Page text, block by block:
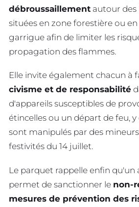
débroussaillement autour
situées en zone forestière ou en
garrigue afin de limiter les
propagation des flammes.
Elle invite également chacun à
civisme et de responsabilité
d'appareils susceptibles de
étincelles ou un départ de feu,
sont manipulés par des
festivités du 14 juillet.
Le parquet rappelle enfin
permet de sanctionner le non-
mesures de prévention des